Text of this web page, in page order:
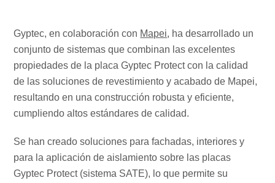
Gyptec, en colaboración con Mapei, ha desarrollado un
conjunto de sistemas que combinan las excelentes
propiedades de la placa Gyptec Protect con la calidad
de las soluciones de revestimiento y acabado de Mapei,
resultando en una construcción robusta y eficiente,
cumpliendo altos estándares de calidad.
Se han creado soluciones para fachadas, interiores y
para la aplicación de aislamiento sobre las placas
Gyptec Protect (sistema SATE), lo que permite su